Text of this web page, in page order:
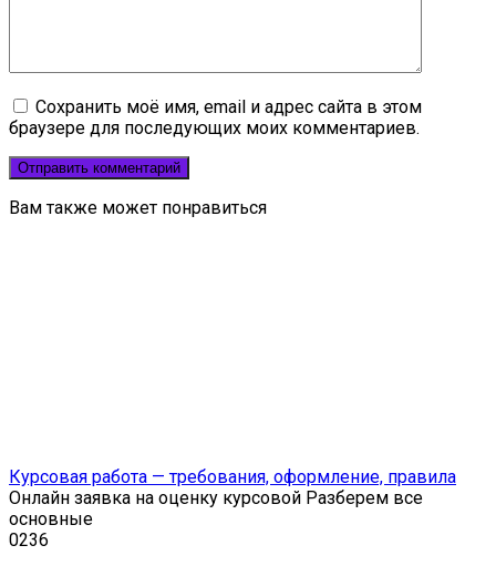
Сохранить моё имя, email и адрес сайта в этом
браузере для последующих моих комментариев.
Вам также может понравиться
Курсовая работа — требования, оформление, правила
Онлайн заявка на оценку курсовой Разберем все
основные
0236